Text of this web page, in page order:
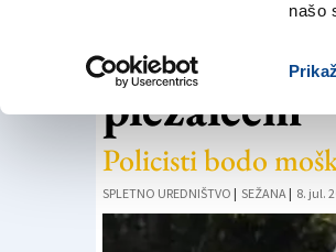
našo
V Sežani
plezalcem
Policisti bodo
SPLETNO UREDNIŠTVO | SEŽANA | 8. jul.